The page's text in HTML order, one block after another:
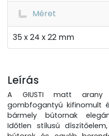
Méret
35 x 24 x 22 mm
Leírás
A GIUSTI matt arany
gombfogantyú kifinomult
bármely bútornak
Időtlen stílusú